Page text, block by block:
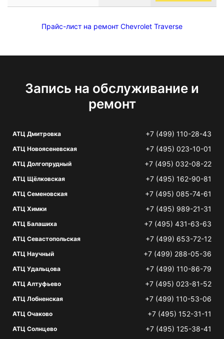
Прайс-лист на ремонт Chevrolet Traverse
Запись на обслуживание и
ремонт
АТЦ Дмитровка +7 (499) 110-28-43
АТЦ Новоясеневская +7 (495) 023-10-01
АТЦ Долгопрудный +7 (495) 032-08-22
АТЦ Щёлковская +7 (495) 162-90-81
АТЦ Семеновская +7 (495) 085-74-61
АТЦ Химки +7 (495) 989-21-31
АТЦ Балашиха +7 (495) 431-63-63
АТЦ Севастопольская +7 (499) 653-72-12
АТЦ Научный +7 (499) 288-05-36
АТЦ Удальцова +7 (499) 110-86-79
АТЦ Алтуфьево +7 (495) 023-81-52
АТЦ Лобненская +7 (499) 110-53-06
АТЦ Очаково +7 (495) 152-31-11
АТЦ Солнцево +7 (495) 125-38-41